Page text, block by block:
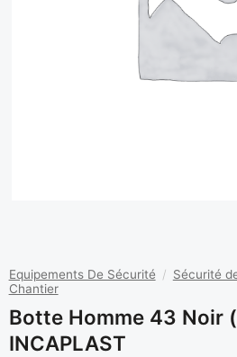
Equipements De Sécurité / Sécurité
Chantier
Botte Homme 43 Noir
INCAPLAST